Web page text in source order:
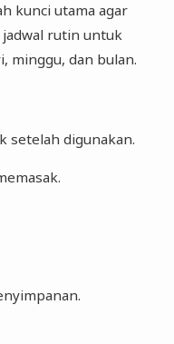
kunci utama agar
rutin untuk
minggu, dan bulan.
setelah digunakan.